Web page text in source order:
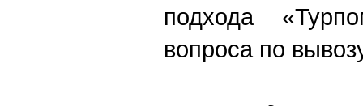
подхода
вопроса по